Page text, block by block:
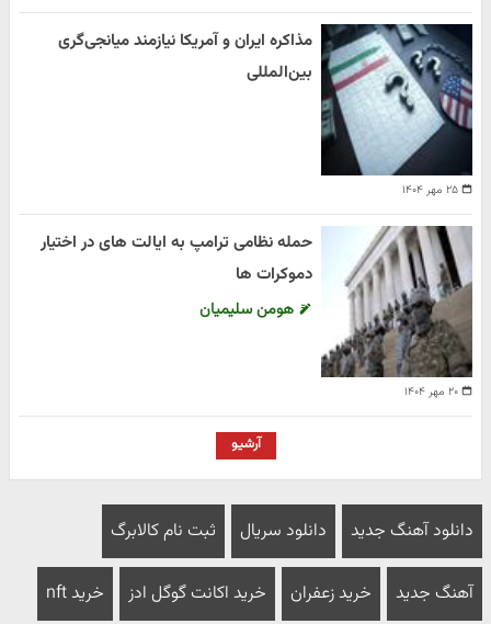
۲۵ مهر ۱۴۰۴
مذاکره ایران و آمریکا نیازمند میانجی‌گری
بین‌المللی
۲۰ مهر ۱۴۰۴
حمله نظامی ترامپ به ایالت های در اختیار
دموکرات ها
هومن سلیمیان
آرشیو
دانلود آهنگ جدید دانلود سریال ثبت نام کالابرگ
آهنگ جدید خرید زعفران خرید اکانت گوگل ادز خرید nft